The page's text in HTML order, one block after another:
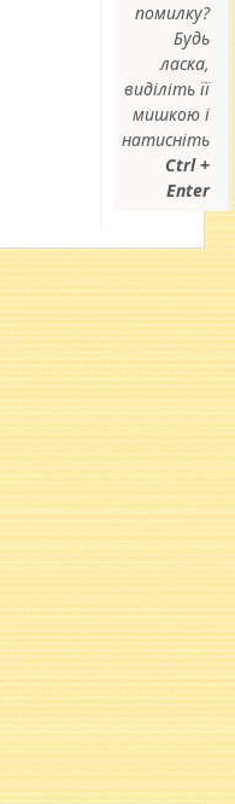
помилку?
Будь
ласка,
виділіть її
мишкою і
натисніть
Ctrl +
Enter